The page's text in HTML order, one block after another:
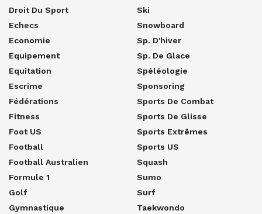
Droit Du Sport
Echecs
Economie
Equipement
Equitation
Escrime
Fédérations
Fitness
Foot US
Football
Football Australien
Formule 1
Golf
Gymnastique
Ski
Snowboard
Sp. D'hiver
Sp. De Glace
Spéléologie
Sponsoring
Sports De Combat
Sports De Glisse
Sports Extrêmes
Sports US
Squash
Sumo
Surf
Taekwondo